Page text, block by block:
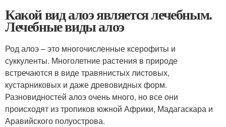
Какой вид алоэ является лечебным.
Лечебные виды алоэ
Род алоэ – это многочисленные ксерофиты и
суккуленты. Многолетние растения в природе
встречаются в виде травянистых листовых,
кустарниковых и даже древовидных форм.
Разновидностей алоэ очень много, но все они
происходят из тропиков южной Африки, Мадагаскара и
Аравийского полуострова.